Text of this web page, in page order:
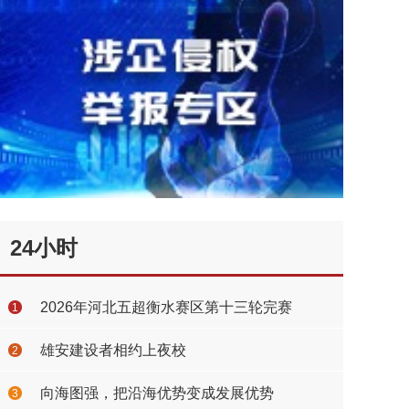
24小时
1 2026年河北五超衡水赛区第十三轮完赛
2 雄安建设者相约上夜校
3 向海图强，把沿海优势变成发展优势